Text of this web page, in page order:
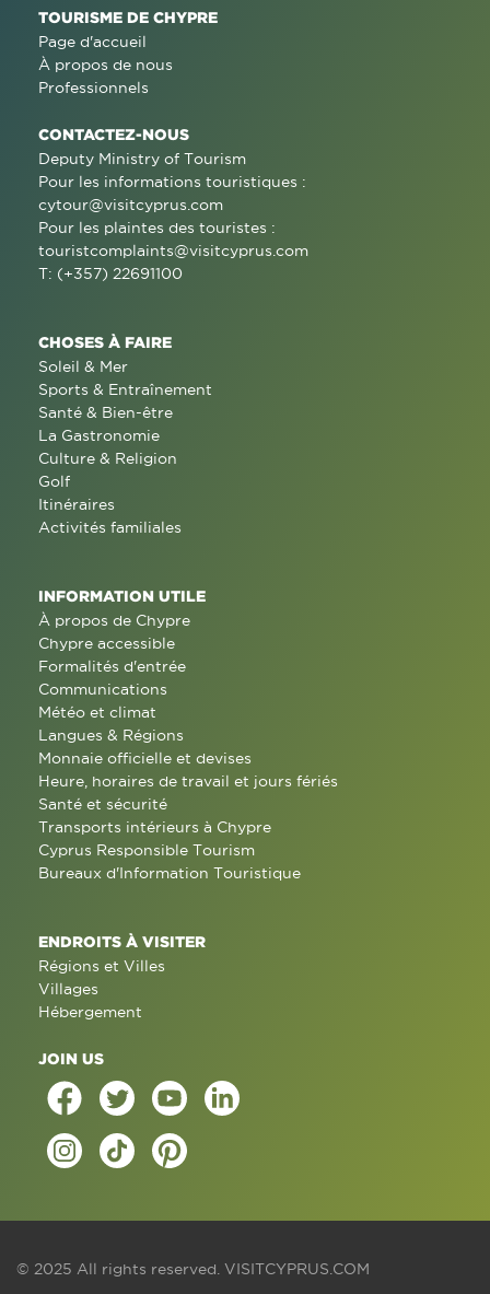
TOURISME DE CHYPRE
Page d'accueil
À propos de nous
Professionnels
CONTACTEZ-NOUS
Deputy Ministry of Tourism
Pour les informations touristiques :
cytour@visitcyprus.com
Pour les plaintes des touristes :
touristcomplaints@visitcyprus.com
T: (+357) 22691100
CHOSES À FAIRE
Soleil & Mer
Sports & Entraînement
Santé & Bien-être
La Gastronomie
Culture & Religion
Golf
Itinéraires
Activités familiales
INFORMATION UTILE
À propos de Chypre
Chypre accessible
Formalités d'entrée
Communications
Météo et climat
Langues & Régions
Monnaie officielle et devises
Heure, horaires de travail et jours fériés
Santé et sécurité
Transports intérieurs à Chypre
Cyprus Responsible Tourism
Bureaux d'Information Touristique
ENDROITS À VISITER
Régions et Villes
Villages
Hébergement
JOIN US
© 2025 All rights reserved. VISITCYPRUS.COM